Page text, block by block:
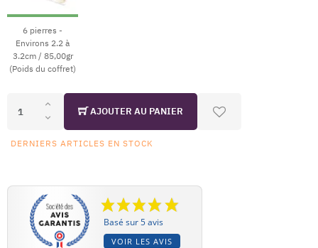
6 pierres -
Environs 2.2 à
3.2cm / 85,00gr
(Poids du coffret)
AJOUTER AU PANIER
DERNIERS ARTICLES EN STOCK
Basé sur 5 avis
VOIR LES AVIS